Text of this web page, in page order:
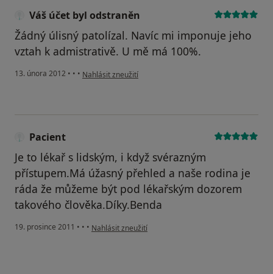
Váš účet byl odstraněn
Žádný úlisný patolízal. Navíc mi imponuje jeho
vztah k admistrativě. U mě má 100%.
13. února 2012 • • • podle názoru uživatele Váš účet byl odstraněn
Nahlásit zneužití
Pacient
Je to lékař s lidským, i když svérazným
přístupem.Má úžasný přehled a naše rodina je
ráda že můžeme být pod lékařským dozorem
takového člověka.Díky.Benda
19. prosince 2011 • • • podle názoru uživatele Pacient
Nahlásit zneužití